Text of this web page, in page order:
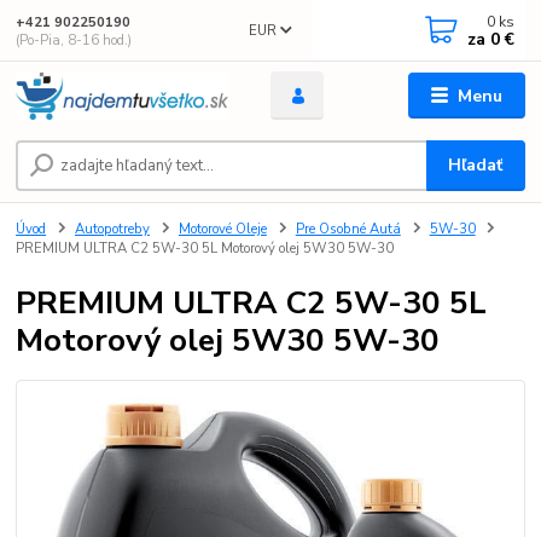
Menu
EUR
Hľadať
+421 902250190
(Po-Pia, 8-16 hod.)
0 ks
za 0 €
Úvod Autopotreby Motorové Oleje Pre Osobné Autá
5W-30
PREMIUM ULTRA C2 5W-30 5L Motorový olej 5W30 5W-30
PREMIUM ULTRA C2 5W-30 5L
Motorový olej 5W30 5W-30